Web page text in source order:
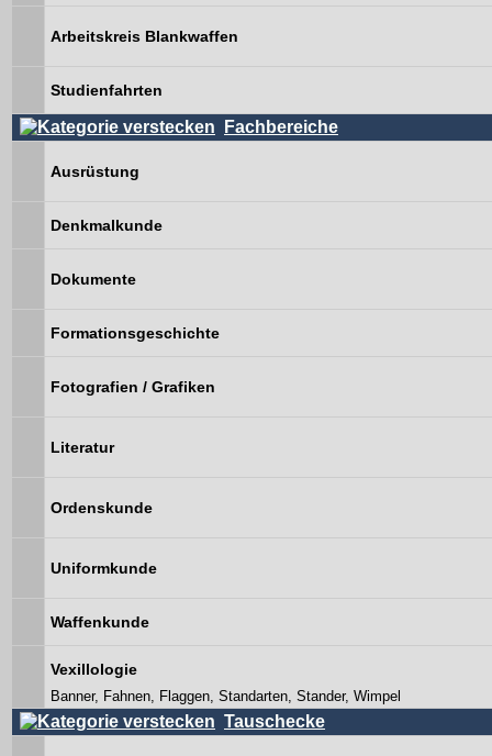
Arbeitskreis Blankwaffen
Studienfahrten
Fachbereiche
Ausrüstung
Denkmalkunde
Dokumente
Formationsgeschichte
Fotografien / Grafiken
Literatur
Ordenskunde
Uniformkunde
Waffenkunde
Vexillologie
Banner, Fahnen, Flaggen, Standarten, Stander, Wimpel
Tauschecke